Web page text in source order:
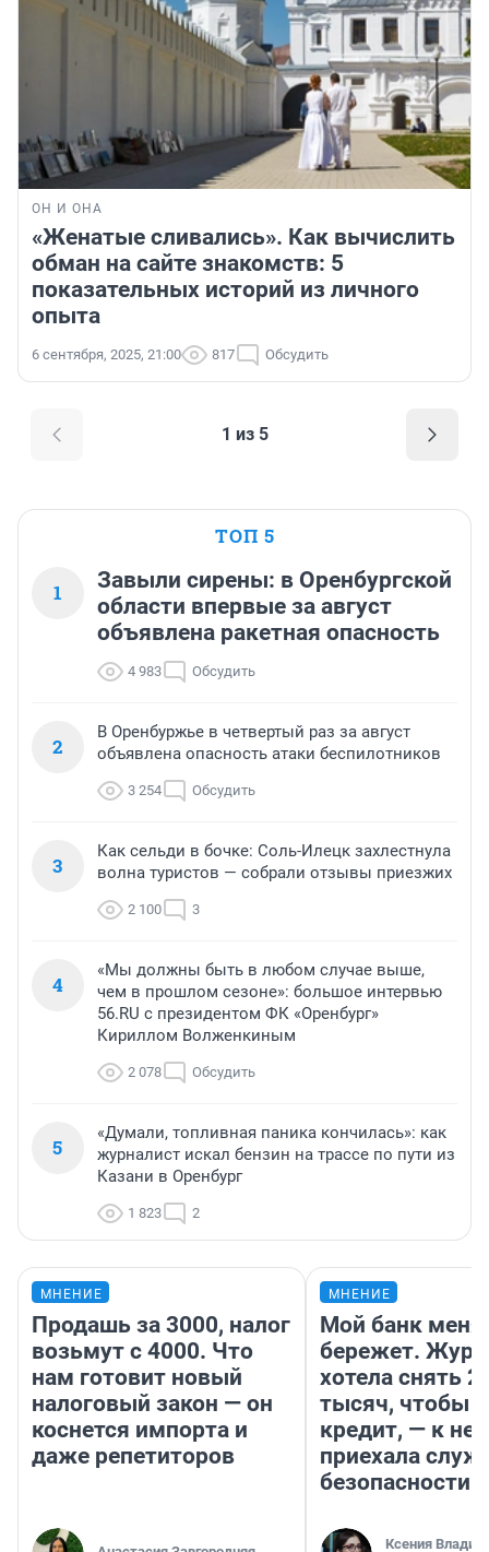
ОН И ОНА
«Женатые сливались». Как вычислить
обман на сайте знакомств: 5
показательных историй из личного
опыта
6 сентября, 2025, 21:00 817 Обсудить
1 из 5
ТОП 5
1
Завыли сирены: в Оренбургской
области впервые за август
объявлена ракетная опасность
4 983 Обсудить
2
В Оренбуржье в четвертый раз за август
объявлена опасность атаки беспилотников
3 254 Обсудить
3
Как сельди в бочке: Соль-Илецк захлестнула
волна туристов — собрали отзывы приезжих
2 100 3
4
«Мы должны быть в любом случае выше,
чем в прошлом сезоне»: большое интервью
56.RU с президентом ФК «Оренбург»
Кириллом Волженкиным
2 078 Обсудить
5
«Думали, топливная паника кончилась»: как
журналист искал бензин на трассе по пути из
Казани в Оренбург
1 823 2
МНЕНИЕ
Продашь за 3000, налог
возьмут с 4000. Что
нам готовит новый
налоговый закон — он
коснется импорта и
даже репетиторов
МНЕНИЕ
Мой банк меня
бережет.
хотела снять
тысяч, чтобы
кредит, — к
приехала
безопасности
Ксения